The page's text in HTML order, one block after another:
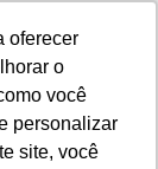
oferecer
o
você
personalizar
site, você